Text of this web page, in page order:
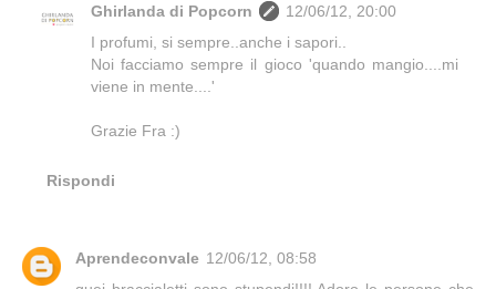
Ghirlanda di Popcorn
12/06/12, 20:00
I profumi, si sempre..anche i sapori..
Noi facciamo sempre il gioco 'quando mangio....mi
viene in mente....'
Grazie Fra :)
Rispondi
Aprendeconvale 12/06/12, 08:58